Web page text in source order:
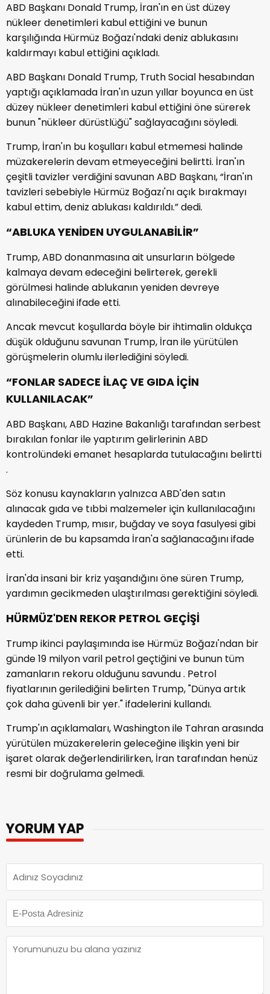
ABD Başkanı Donald Trump, İran'ın en üst düzey
nükleer denetimleri kabul ettiğini ve bunun
karşılığında Hürmüz Boğazı'ndaki deniz ablukasını
kaldırmayı kabul ettiğini açıkladı.
ABD Başkanı Donald Trump, Truth Social hesabından
yaptığı açıklamada İran'ın uzun yıllar boyunca en üst
düzey nükleer denetimleri kabul ettiğini öne sürerek
bunun "nükleer dürüstlüğü" sağlayacağını söyledi.
Trump, İran'ın bu koşulları kabul etmemesi halinde
müzakerelerin devam etmeyeceğini belirtti. İran'ın
çeşitli tavizler verdiğini savunan ABD Başkanı, “İran'ın
tavizleri sebebiyle Hürmüz Boğazı'nı açık bırakmayı
kabul ettim, deniz ablukası kaldırıldı.” dedi.
“ABLUKA YENİDEN UYGULANABİLİR”
Trump, ABD donanmasına ait unsurların bölgede
kalmaya devam edeceğini belirterek, gerekli
görülmesi halinde ablukanın yeniden devreye
alınabileceğini ifade etti.
Ancak mevcut koşullarda böyle bir ihtimalin oldukça
düşük olduğunu savunan Trump, İran ile yürütülen
görüşmelerin olumlu ilerlediğini söyledi.
“FONLAR SADECE İLAÇ VE GIDA İÇİN
KULLANILACAK”
ABD Başkanı, ABD Hazine Bakanlığı tarafından serbest
bırakılan fonlar ile yaptırım gelirlerinin ABD
kontrolündeki emanet hesaplarda tutulacağını belirtti
.
Söz konusu kaynakların yalnızca ABD'den satın
alınacak gıda ve tıbbi malzemeler için kullanılacağını
kaydeden Trump, mısır, buğday ve soya fasulyesi gibi
ürünlerin de bu kapsamda İran'a sağlanacağını ifade
etti.
İran'da insani bir kriz yaşandığını öne süren Trump,
yardımın gecikmeden ulaştırılması gerektiğini söyledi.
HÜRMÜZ'DEN REKOR PETROL GEÇİŞİ
Trump ikinci paylaşımında ise Hürmüz Boğazı'ndan bir
günde 19 milyon varil petrol geçtiğini ve bunun tüm
zamanların rekoru olduğunu savundu . Petrol
fiyatlarının gerilediğini belirten Trump, "Dünya artık
çok daha güvenli bir yer." ifadelerini kullandı.
Trump'ın açıklamaları, Washington ile Tahran arasında
yürütülen müzakerelerin geleceğine ilişkin yeni bir
işaret olarak değerlendirilirken, İran tarafından henüz
resmi bir doğrulama gelmedi.
YORUM YAP